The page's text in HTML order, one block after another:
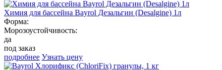
Химия для бассейна Bayrol Дезальгин (Desalgine) 1л
Форма:
Морозоустойчивость:
да
под заказ
подробнее Узнать цену